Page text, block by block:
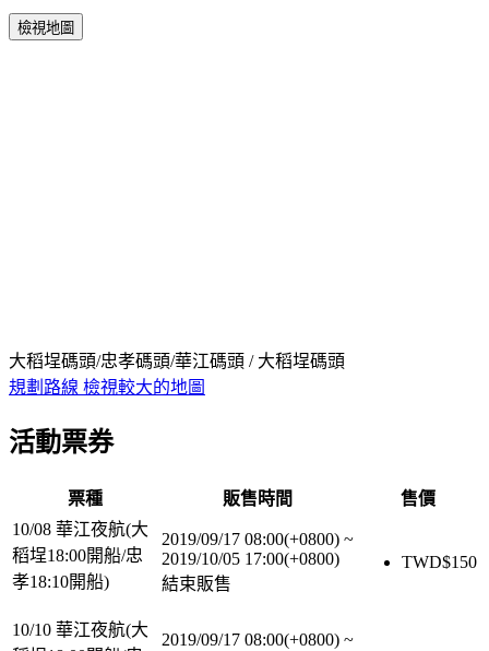
檢視地圖
大稻埕碼頭/忠孝碼頭/華江碼頭 / 大稻埕碼頭
規劃路線 檢視較大的地圖
活動票券
票種 販售時間
售價
10/08 華江夜航(大
稻埕18:00開船/忠
孝18:10開船)
2019/09/17 08:00(+0800) ~
2019/10/05 17:00(+0800)
結束販售
TWD$150
10/10 華江夜航(大
2019/09/17 08:00(+0800) ~